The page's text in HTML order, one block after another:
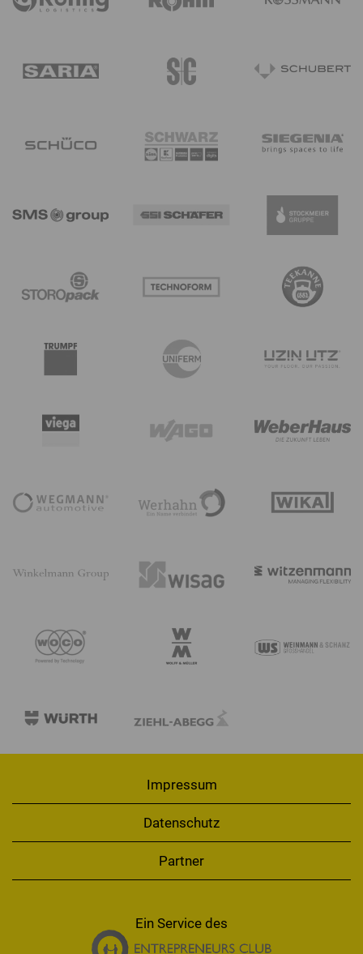
Impressum
Datenschutz
Partner
Ein Service des